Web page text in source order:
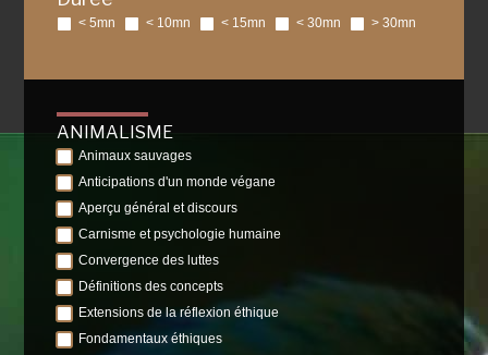
< 5mn < 10mn < 15mn < 30mn > 30mn
ANIMALISME
Animaux sauvages
Anticipations d'un monde végane
Aperçu général et discours
Carnisme et psychologie humaine
Convergence des luttes
Définitions des concepts
Extensions de la réflexion éthique
Fondamentaux éthiques